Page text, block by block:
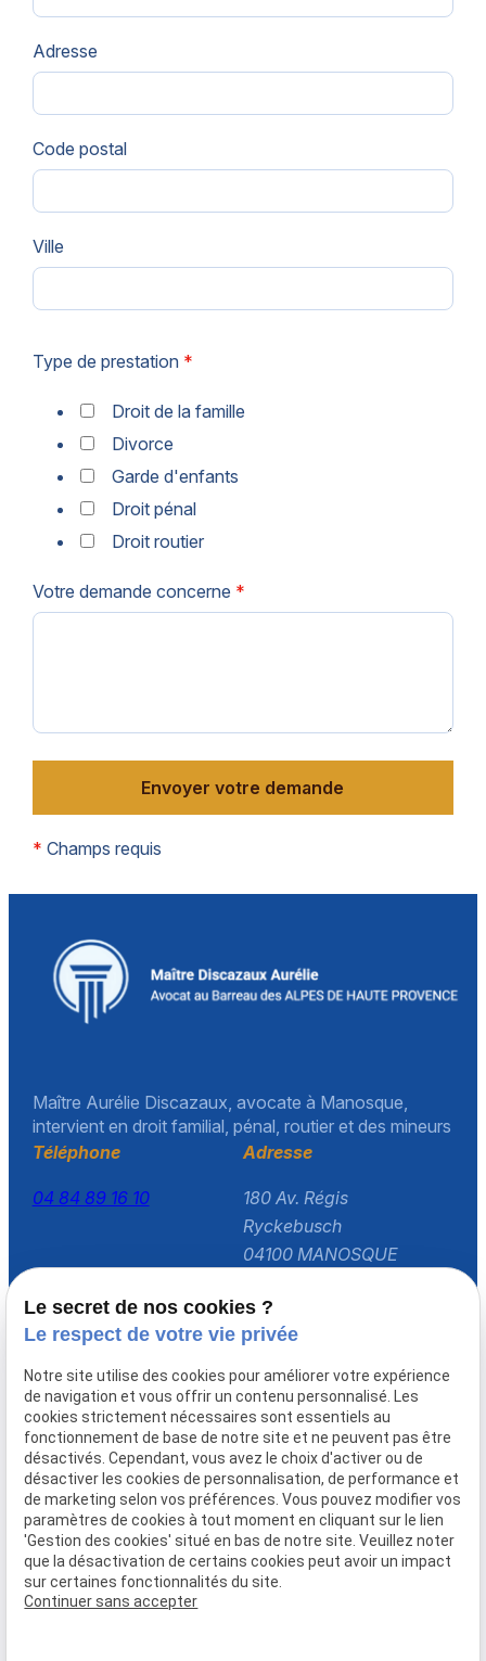
Adresse
Code postal
Ville
Type de prestation *
Droit de la famille
Divorce
Garde d'enfants
Droit pénal
Droit routier
Votre demande concerne *
* Champs requis
Maître Aurélie Discazaux, avocate à Manosque,
intervient en droit familial, pénal, routier et des mineurs
Téléphone
04 84 89 16 10
Adresse
180 Av. Régis
Ryckebusch
04100 MANOSQUE
Lundi - Vendredi
09:00 - 17:30
Accueil
Le cabinet
Domaines de compétences
Actualités
Prendre rendez-vous
Contact
Le secret de nos cookies ?
Le respect de votre vie privée
Notre site utilise des cookies pour améliorer votre expérience
de navigation et vous offrir un contenu personnalisé. Les
cookies strictement nécessaires sont essentiels au
fonctionnement de base de notre site et ne peuvent pas être
désactivés. Cependant, vous avez le choix d'activer ou de
désactiver les cookies de personnalisation, de performance et
de marketing selon vos préférences. Vous pouvez modifier vos
paramètres de cookies à tout moment en cliquant sur le lien
'Gestion des cookies' situé en bas de notre site. Veuillez noter
que la désactivation de certains cookies peut avoir un impact
sur certaines fonctionnalités du site.
Continuer sans accepter